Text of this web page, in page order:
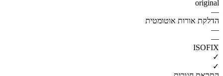
original
—
הדלקת אורות אוטומטית
—
—
ISOFIX
✓
✓